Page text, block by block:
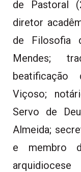
de Pastoral
diretor
de Filosofia
Mendes;
Viçoso;
Servo de
Almeida;
e membro